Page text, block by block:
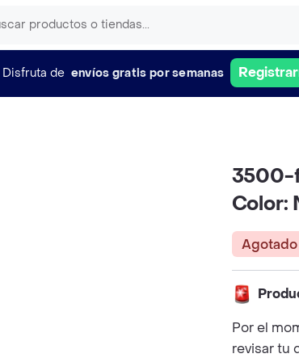
Disfruta de envíos gratis por semanas
3500-
Color:
Agotado
Por el
revisar tu